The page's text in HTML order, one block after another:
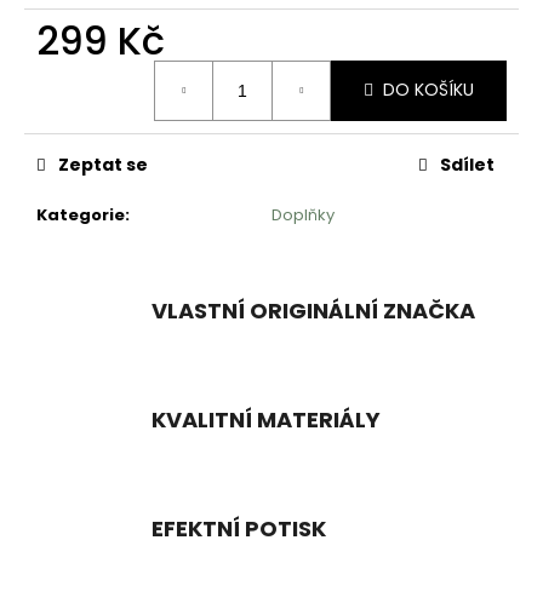
299 Kč
DO KOŠÍKU
Kategorie: Doplňky
Zeptat se Sdílet
VLASTNÍ ORIGINÁLNÍ ZNAČKA
KVALITNÍ MATERIÁLY
EFEKTNÍ POTISK
r
u
j
e
m
e